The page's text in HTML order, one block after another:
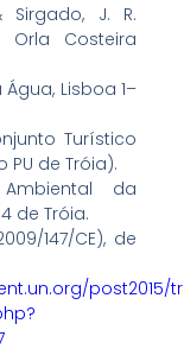
Sirgado, J. R.
Orla Costeira
Lisboa 1–
Turístico
PU de Tróia).
da
de Tróia.
147/CE), de
post2015/